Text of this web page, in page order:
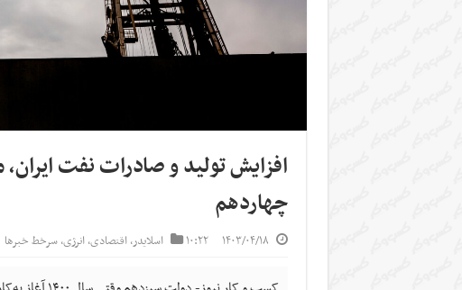
افزایش تولید و صادرات نفت
چهاردهم
۱۴۰۳/۰۴/۱۸ ۱۰:۲۲ اسلایدر,اقتصادی,انرژی,سرخط خبرها